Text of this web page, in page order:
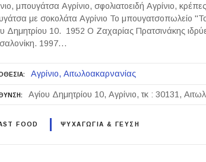
μπουγάτσα Αγρίνιο, σφολιατοειδή Αγρίνιο,
με σοκολάτα Αγρίνιο Το μπουγατσοπωλείο
Δημητρίου 10. 1952 Ο Ζαχαρίας Πρατσινάκης
1997…
Αγρίνιο Αιτωλοακαρνανίας
Αγίου Δημητρίου 10, Αγρίνιο, τκ : 30131,
FOOD ΨΥΧΑΓΩΓΙΑ & ΓΕΥΣΗ